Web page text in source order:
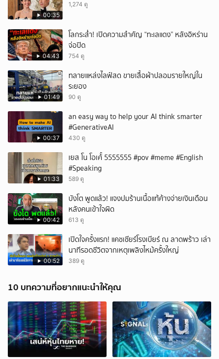
00:35
1,274 ดู
04:43
โลกระส่ำ! เปิดความสำคัญ “ทะเลแดง” หลังอิหร่าน
จ่อปิด
754 ดู
01:49
ทลายแหล่งไลฟ์สด ขายเสื้อผ้าปลอมรายใหญ่ใน
ระยอง
90 ดู
00:37
an easy way to help your AI think smarter
#GenerativeAI
430 ดู
01:33
เยส โน โอเค้้้้ 5555555 #pov #meme #English
#Speaking
589 ดู
00:42
บังโต พูดแล้ว! แจงปมร้านเนื้อแท้ค้างจ่ายเงินเดือน
หลังคนเข้าใจผิด
613 ดู
00:52
เปิดใจครั้งแรก! แคชเชียร์โรงเบียร์ ณ ลาดพร้าว เล่า
นาทีรอดชีวิตจากเหตุเพลิงไหม้ครั้งใหญ่
389 ดู
10 บทความที่อยากแนะนำให้คุณ